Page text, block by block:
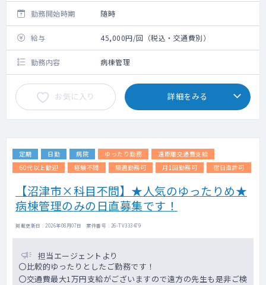
勤務開始時期 随時
給与 45,000円/回（税込・交通費別）
勤務内容 病棟管理
お気に入り 詳細をみる
定期 日勤 病院 ゆったり勤務
遠距離交通費支給
60代以上歓迎
経験不問 隔週勤務可 月1回勤務可 宿日直許可
【沼津市×科目不問】★人気のゆったりめ★
病棟管理のみの日直募集です！
掲載更新日 : 2026年08月07日 案件番号 : 26-TV333479
担当エージェントより
〇比較的ゆったりとしたご勤務です！
〇交通費最大1万円支給がございますので遠方の先生も是非ご検